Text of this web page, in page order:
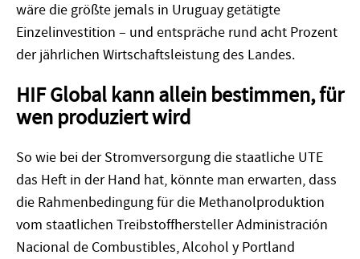
wäre die größte jemals in Uruguay getätigte
Einzelinvestition – und entspräche rund acht Prozent
der jährlichen Wirtschaftsleistung des Landes.
HIF Global kann allein bestimmen, für
wen produziert wird
So wie bei der Stromversorgung die staatliche UTE
das Heft in der Hand hat, könnte man erwarten, dass
die Rahmenbedingung für die Methanolproduktion
vom staatlichen Treibstoffhersteller Administración
Nacional de Combustibles, Alcohol y Portland